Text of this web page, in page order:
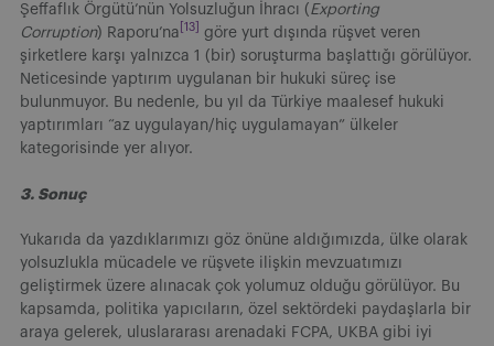
Şeffaflık Örgütü’nün Yolsuzluğun İhracı (Exporting
Corruption) Raporu’na [13]
göre yurt dışında rüşvet veren
şirketlere karşı yalnızca 1 (bir) soruşturma başlattığı görülüyor.
Neticesinde yaptırım uygulanan bir hukuki süreç ise
bulunmuyor. Bu nedenle, bu yıl da Türkiye maalesef hukuki
yaptırımları “az uygulayan/hiç uygulamayan” ülkeler
kategorisinde yer alıyor.
3. Sonuç
Yukarıda da yazdıklarımızı göz önüne aldığımızda, ülke olarak
yolsuzlukla mücadele ve rüşvete ilişkin mevzuatımızı
geliştirmek üzere alınacak çok yolumuz olduğu görülüyor. Bu
kapsamda, politika yapıcıların, özel sektördeki paydaşlarla bir
araya gelerek, uluslararası arenadaki FCPA, UKBA gibi iyi